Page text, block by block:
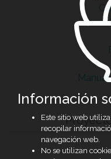
Información
Este sitio web
recopilar
navegación web.
No se utilizan